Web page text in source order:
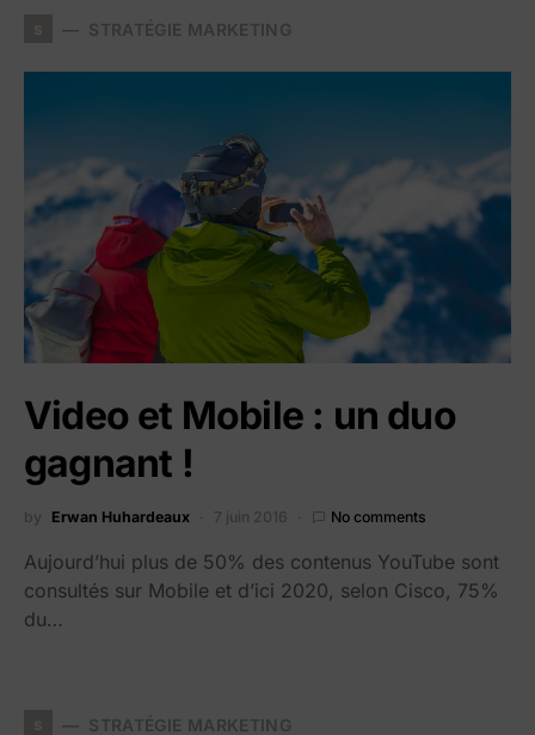
STRATÉGIE MARKETING
Video et Mobile : un duo
gagnant !
by Erwan Huhardeaux 7 juin 2016 No comments
Aujourd’hui plus de 50% des contenus YouTube sont
consultés sur Mobile et d’ici 2020, selon Cisco, 75%
du…
STRATÉGIE MARKETING